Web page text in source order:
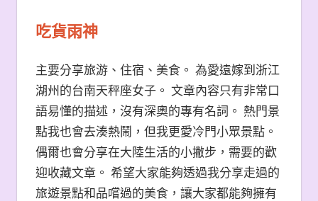
吃貨雨神
主要分享旅游、住宿、美食。 為愛遠嫁到浙江
湖州的台南天秤座女子。 文章內容只有非常口
語易懂的描述，沒有深奧的專有名詞。 熱門景
點我也會去湊熱鬧，但我更愛冷門小眾景點。
偶爾也會分享在大陸生活的小撇步，需要的歡
迎收藏文章。 希望大家能夠透過我分享走過的
旅遊景點和品嚐過的美食，讓大家都能夠擁有